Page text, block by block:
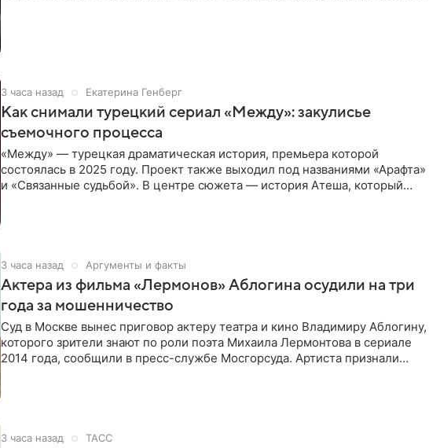
3 часа назад Екатерина Генберг
Как снимали турецкий сериал «Между»: закулисье
съемочного процесса
«Между» — турецкая драматическая история, премьера которой
состоялась в 2025 году. Проект также выходил под названиями «Арафта»
и «Связанные судьбой». В центре сюжета — история Атеша, который
3 часа назад Аргументы и факты
Актера из фильма «Лермонов» Аблогина осудили на три
года за мошенничество
Суд в Москве вынес приговор актеру театра и кино Владимиру Аблогину,
которого зрители знают по роли поэта Михаила Лермонтова в сериале
2014 года, сообщили в пресс-службе Мосгорсуда. Артиста признали
3 часа назад ТАСС